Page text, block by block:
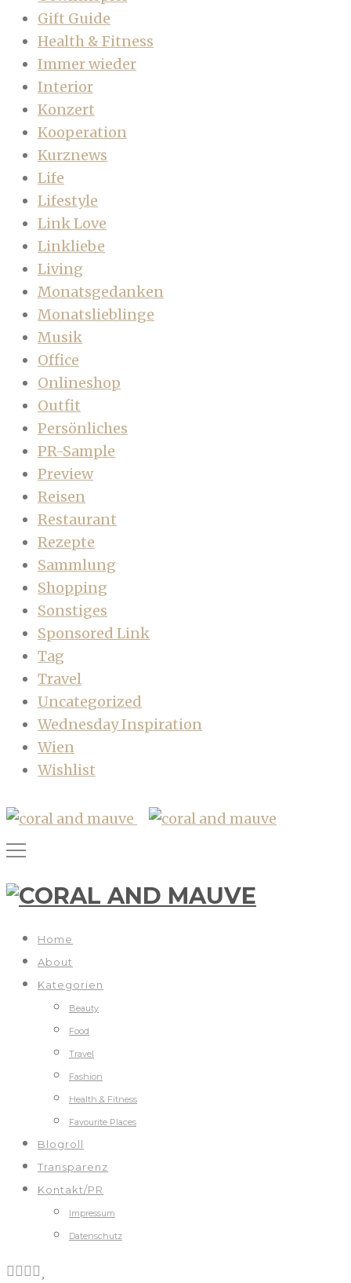
Gift Guide
Health & Fitness
Immer wieder
Interior
Konzert
Kooperation
Kurznews
Life
Lifestyle
Link Love
Linkliebe
Living
Monatsgedanken
Monatslieblinge
Musik
Office
Onlineshop
Outfit
Persönliches
PR-Sample
Preview
Reisen
Restaurant
Rezepte
Sammlung
Shopping
Sonstiges
Sponsored Link
Tag
Travel
Uncategorized
Wednesday Inspiration
Wien
Wishlist
Home
About
Kategorien
Beauty
Food
Travel
Fashion
Health & Fitness
Favourite Places
Blogroll
Transparenz
Kontakt/PR
Impressum
Datenschutz